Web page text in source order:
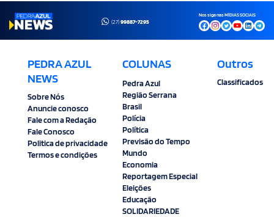
(27)99887-7295
Nos siga nas MÍDIAS SOCIAIS
PEDRA AZUL
NEWS
Sobre Nós
Anuncie conosco
Fale com a Redação
Fale Conosco
Politica de privacidade
Termos e condições
COLUNAS
Pedra Azul
Região Serrana
Brasil
Polícia
Política
Previsão do Tempo
Mundo
Economia
Reportagem Especial
Eleições
Educação
SOLIDARIEDADE
Outros
Classificados